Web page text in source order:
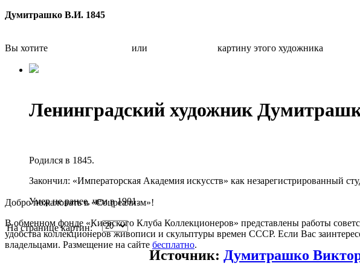
Думитрашко В.И. 1845
Вы хотите или картину этого художника
Ленинградский художник
Родился в 1845.
Закончил: «Императорская Академия искусств» как незарегистрированный
Умер не ранее, чем в 1901.
На странице картин:
Источник: Думитрашко
Добро пожаловать в «Соцреализм»!
В обменном фонде «Киевского Клуба Коллекционеров» представлены работы
удобства коллекционеров живописи и скульптуры времен СССР. Если Вас
владельцами. Размещение на сайте бесплатно.